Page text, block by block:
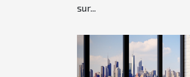
sur...